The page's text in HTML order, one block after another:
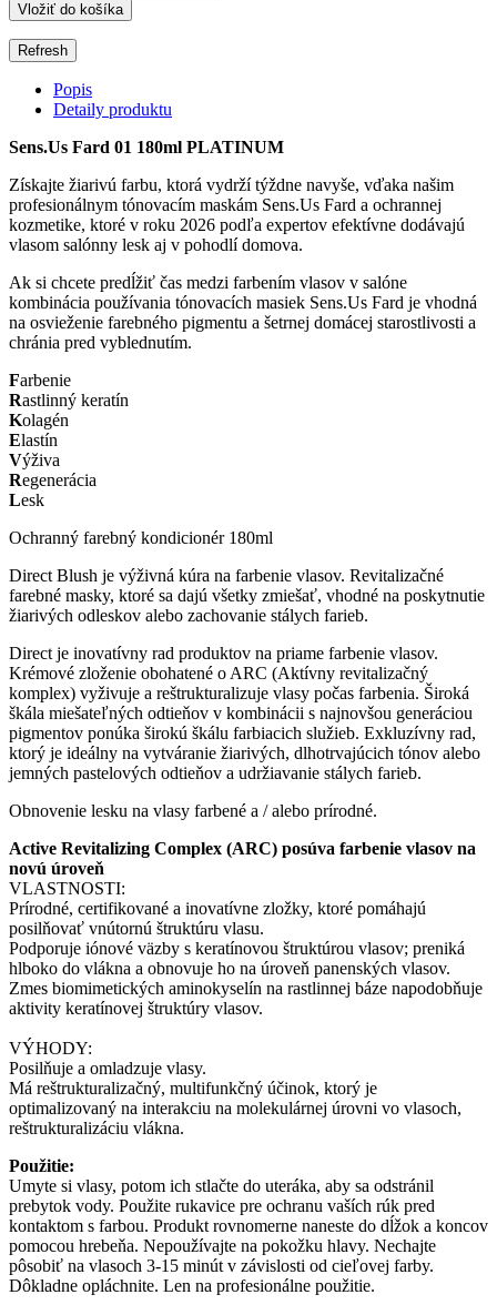
Vložiť do košíka
Popis
Detaily produktu
Sens.Us Fard 01 180ml PLATINUM
Získajte žiarivú farbu, ktorá vydrží týždne navyše, vďaka našim
profesionálnym tónovacím maskám Sens.Us Fard a ochrannej
kozmetike, ktoré v roku 2026 podľa expertov efektívne dodávajú
vlasom salónny lesk aj v pohodlí domova.
Ak si chcete predĺžiť čas medzi farbením vlasov v salóne
kombinácia používania tónovacích masiek Sens.Us Fard je vhodná
na osvieženie farebného pigmentu a šetrnej domácej starostlivosti a
chránia pred vyblednutím.
Farbenie
Rastlinný keratín
Kolagén
Elastín
Výživa
Regenerácia
Lesk
Ochranný farebný kondicionér 180ml
Direct Blush je výživná kúra na farbenie vlasov. Revitalizačné
farebné masky, ktoré sa dajú všetky zmiešať, vhodné na poskytnutie
žiarivých odleskov alebo zachovanie stálych farieb.
Direct je inovatívny rad produktov na priame farbenie vlasov.
Krémové zloženie obohatené o ARC (Aktívny revitalizačný
komplex) vyživuje a reštrukturalizuje vlasy počas farbenia. Široká
škála miešateľných odtieňov v kombinácii s najnovšou generáciou
pigmentov ponúka širokú škálu farbiacich služieb. Exkluzívny rad,
ktorý je ideálny na vytváranie žiarivých, dlhotrvajúcich tónov alebo
jemných pastelových odtieňov a udržiavanie stálych farieb.
Obnovenie lesku na vlasy farbené a / alebo prírodné.
Active Revitalizing Complex (ARC) posúva farbenie vlasov na
novú úroveň
VLASTNOSTI:
Prírodné, certifikované a inovatívne zložky, ktoré pomáhajú
posilňovať vnútornú štruktúru vlasu.
Podporuje iónové väzby s keratínovou štruktúrou vlasov; preniká
hlboko do vlákna a obnovuje ho na úroveň panenských vlasov.
Zmes biomimetických aminokyselín na rastlinnej báze napodobňuje
aktivity keratínovej štruktúry vlasov.
VÝHODY:
Posilňuje a omladzuje vlasy.
Má reštrukturalizačný, multifunkčný účinok, ktorý je
optimalizovaný na interakciu na molekulárnej úrovni vo vlasoch,
reštrukturalizáciu vlákna.
Použitie:
Umyte si vlasy, potom ich stlačte do uteráka, aby sa odstránil
prebytok vody. Použite rukavice pre ochranu vaších rúk pred
kontaktom s farbou. Produkt rovnomerne naneste do dĺžok a koncov
pomocou hrebeňa. Nepoužívajte na pokožku hlavy. Nechajte
pôsobiť na vlasoch 3-15 minút v závislosti od cieľovej farby.
Dôkladne opláchnite. Len na profesionálne použitie.